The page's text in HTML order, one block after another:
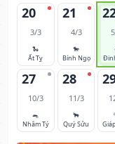
20
3/3
🐍
Ất Tỵ
21
4/3
🐎
Bính Ngọ
27
10/3
🐀
Nhâm Tý
28
11/3
🐂
Quý Sửu